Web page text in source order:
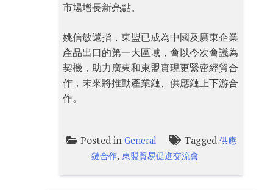
市場增長新亮點。
姚信敏還指，東盟已成為中國及廣東企業
產品出口的第一大區域，會以今次會議為
契機，助力廣東和東盟實現更緊密經貿合
作，未來將推動產業鏈、供應鏈上下游合
作。
Posted in General Tagged 供應
鏈合作,東盟貿易促進交流會